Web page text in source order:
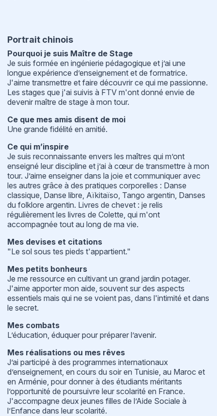
Portrait chinois
Pourquoi je suis Maître de Stage
Je suis formée en ingénierie pédagogique et j’ai une
longue expérience d’enseignement et de formatrice.
J'aime transmettre et faire découvrir ce qui me passionne.
Les stages que j'ai suivis à FTV m'ont donné envie de
devenir maître de stage à mon tour.
Ce que mes amis disent de moi
Une grande fidélité en amitié.
Ce qui m’inspire
Je suis reconnaissante envers les maîtres qui m’ont
enseigné leur discipline et j’ai à cœur de transmettre à mon
tour. J’aime enseigner dans la joie et communiquer avec
les autres grâce à des pratiques corporelles : Danse
classique, Danse libre, Aïkitaïso, Tango argentin, Danses
du folklore argentin. Livres de chevet : je relis
régulièrement les livres de Colette, qui m'ont
accompagnée tout au long de ma vie.
Mes devises et citations
"Le sol sous tes pieds t'appartient."
Mes petits bonheurs
Je me ressource en cultivant un grand jardin potager.
J'aime apporter mon aide, souvent sur des aspects
essentiels mais qui ne se voient pas, dans l'intimité et dans
le secret.
Mes combats
L’éducation, éduquer pour préparer l’avenir.
Mes réalisations ou mes rêves
J’ai participé à des programmes internationaux
d’enseignement, en cours du soir en Tunisie, au Maroc et
en Arménie, pour donner à des étudiants méritants
l’opportunité de poursuivre leur scolarité en France.
J'accompagne deux jeunes filles de l’Aide Sociale à
l’Enfance dans leur scolarité.